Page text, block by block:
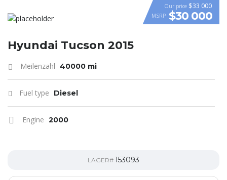
VIDEO
Our price $33 000
MSRP $30 000
Hyundai Tucson 2015
Meilenzahl 40000 mi
Fuel type Diesel
Engine 2000
LAGER# 153093